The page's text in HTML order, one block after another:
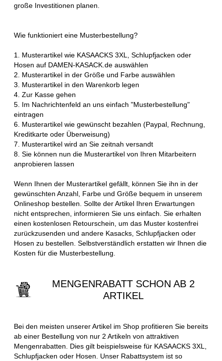
große Investitionen planen.
Wie funktioniert eine Musterbestellung?
1. Musterartikel wie KASAACKS 3XL, Schlupfjacken oder
Hosen auf DAMEN-KASACK.de auswählen
2. Musterartikel in der Größe und Farbe auswählen
3. Musterartikel in den Warenkorb legen
4. Zur Kasse gehen
5. Im Nachrichtenfeld an uns einfach "Musterbestellung"
eintragen
6. Musterartikel wie gewünscht bezahlen (Paypal, Rechnung,
Kreditkarte oder Überweisung)
7. Musterartikel wird an Sie zeitnah versandt
8. Sie können nun die Musterartikel von Ihren Mitarbeitern
anprobieren lassen
Wenn Ihnen der Musterartikel gefällt, können Sie ihn in der
gewünschten Anzahl, Farbe und Größe bequem in unserem
Onlineshop bestellen. Sollte der Artikel Ihren Erwartungen
nicht entsprechen, informieren Sie uns einfach. Sie erhalten
einen kostenlosen Retourschein, um das Muster kostenfrei
zurückzusenden und andere Kasacks, Schlupfjacken oder
Hosen zu bestellen. Selbstverständlich erstatten wir Ihnen die
Kosten für die Musterbestellung.
MENGENRABATT SCHON AB 2
ARTIKEL
Bei den meisten unserer Artikel im Shop profitieren Sie bereits
ab einer Bestellung von nur 2 Artikeln von attraktiven
Mengenrabatten. Dies gilt beispielsweise für KASAACKS 3XL,
Schlupfjacken oder Hosen. Unser Rabattsystem ist so